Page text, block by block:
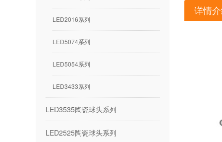
LED2016系列
LED5074系列
LED5054系列
LED3433系列
LED3535陶瓷球头系列
LED2525陶瓷球头系列
详情